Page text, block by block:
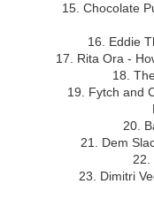
15. Chocolate
16. Eddie
17. Rita Ora -
18.
19. Fytch and
20.
21. Dem
22.
23. Dimitri